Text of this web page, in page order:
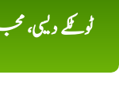
ٹوٹکے